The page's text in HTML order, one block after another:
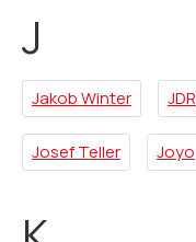
J
Jakob Winter JDR
Josef Teller Joyo